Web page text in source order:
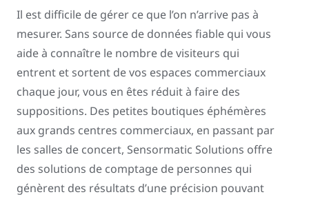
Il est difficile de gérer ce que l’on n’arrive pas à
mesurer. Sans source de données fiable qui vous
aide à connaître le nombre de visiteurs qui
entrent et sortent de vos espaces commerciaux
chaque jour, vous en êtes réduit à faire des
suppositions. Des petites boutiques éphémères
aux grands centres commerciaux, en passant par
les salles de concert, Sensormatic Solutions offre
des solutions de comptage de personnes qui
génèrent des résultats d’une précision pouvant